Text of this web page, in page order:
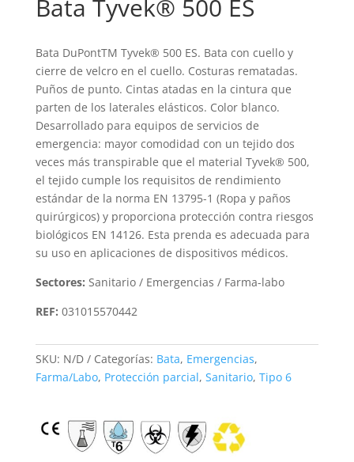
Bata Tyvek® 500 ES
Bata DuPontTM Tyvek® 500 ES. Bata con cuello y
cierre de velcro en el cuello. Costuras rematadas.
Puños de punto. Cintas atadas en la cintura que
parten de los laterales elásticos. Color blanco.
Desarrollado para equipos de servicios de
emergencia: mayor comodidad con un tejido dos
veces más transpirable que el material Tyvek® 500,
el tejido cumple los requisitos de rendimiento
estándar de la norma EN 13795-1 (Ropa y paños
quirúrgicos) y proporciona protección contra riesgos
biológicos EN 14126. Esta prenda es adecuada para
su uso en aplicaciones de dispositivos médicos.
Sectores: Sanitario / Emergencias / Farma-labo
REF: 031015570442
SKU: N/D Categorías: Bata, Emergencias,
Farma/Labo, Protección parcial, Sanitario, Tipo 6